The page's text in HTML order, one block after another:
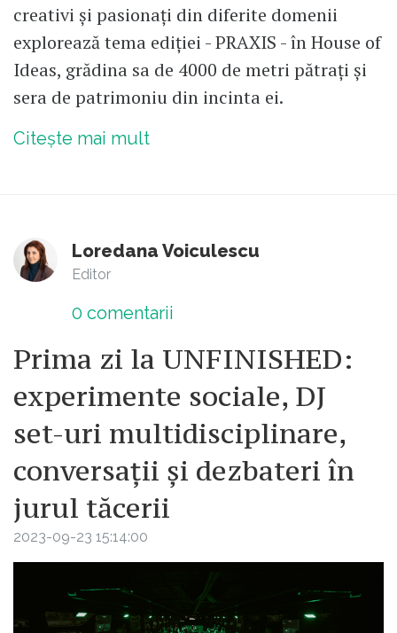
creativi și pasionați din diferite domenii
explorează tema ediției - PRAXIS - în House of
Ideas, grădina sa de 4000 de metri pătrați și
sera de patrimoniu din incinta ei.
Citește mai mult
Loredana Voiculescu
Editor
0 comentarii
Prima zi la UNFINISHED:
experimente sociale, DJ
set-uri multidisciplinare,
conversații și dezbateri în
jurul tăcerii
2023-09-23 15:14:00